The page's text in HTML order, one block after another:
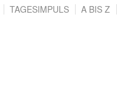
TAGESIMPULS A BIS Z